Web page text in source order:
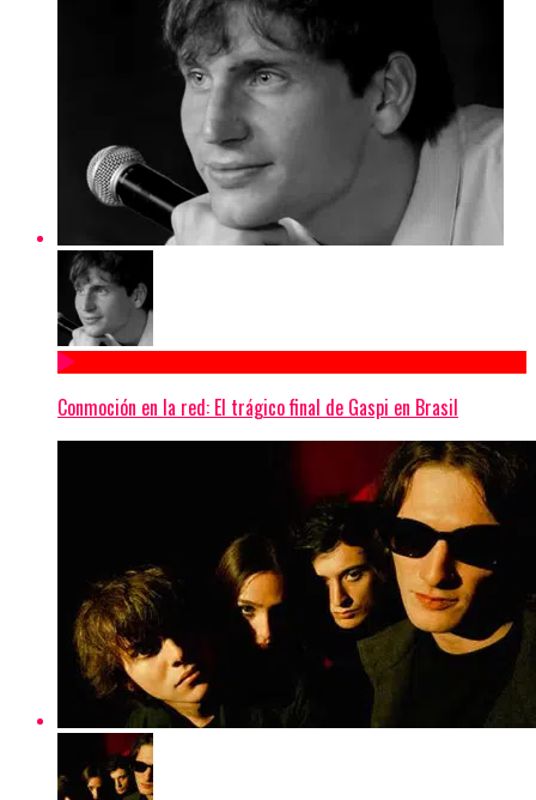
Conmoción en la red: El trágico final de Gaspi en Brasil